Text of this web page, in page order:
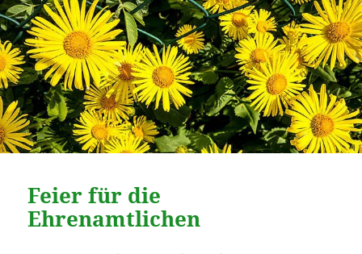
Feier für die
Ehrenamtlichen